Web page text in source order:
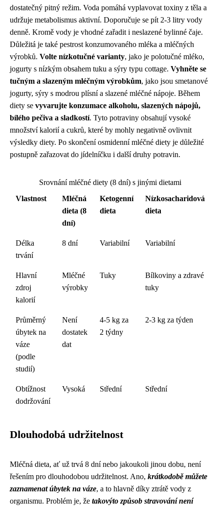
dostatečný pitný režim. Voda pomáhá vyplavovat toxiny z těla a
udržuje metabolismus aktivní. Doporučuje se pít 2-3 litry vody
denně. Kromě vody je vhodné zařadit i neslazené bylinné čaje.
Důležitá je také pestrost konzumovaného mléka a mléčných
výrobků. Volte nízkotučné varianty, jako je polotučné mléko,
jogurty s nízkým obsahem tuku a sýry typu cottage. Vyhněte se
tučným a slazeným mléčným výrobkům, jako jsou smetanové
jogurty, sýry s modrou plísní a slazené mléčné nápoje. Během
diety se vyvarujte konzumace alkoholu, slazených nápojů,
bílého pečiva a sladkostí. Tyto potraviny obsahují vysoké
množství kalorií a cukrů, které by mohly negativně ovlivnit
výsledky diety. Po skončení osmidenní mléčné diety je důležité
postupně zařazovat do jídelníčku i další druhy potravin.
Srovnání mléčné diety (8 dní) s jinými dietami
Vlastnost
Mléčná
dieta (8
dní)
Ketogenní
dieta
Nízkosacharidová
dieta
Délka
trvání
8 dní Variabilní Variabilní
Hlavní
zdroj
kalorií
Mléčné
výrobky
Tuky
Bílkoviny a zdravé
tuky
Průměrný
úbytek na
váze
(podle
studií)
Není
dostatek
dat
4-5 kg za
2 týdny
2-3 kg za týden
Obtížnost
dodržování
Vysoká Střední Střední
Dlouhodobá udržitelnost
Mléčná dieta, ať už trvá 8 dní nebo jakoukoli jinou dobu, není
řešením pro dlouhodobou udržitelnost. Ano, krátkodobě můžete
zaznamenat úbytek na váze, a to hlavně díky ztrátě vody z
organismu. Problém je, že takovýto způsob stravování není